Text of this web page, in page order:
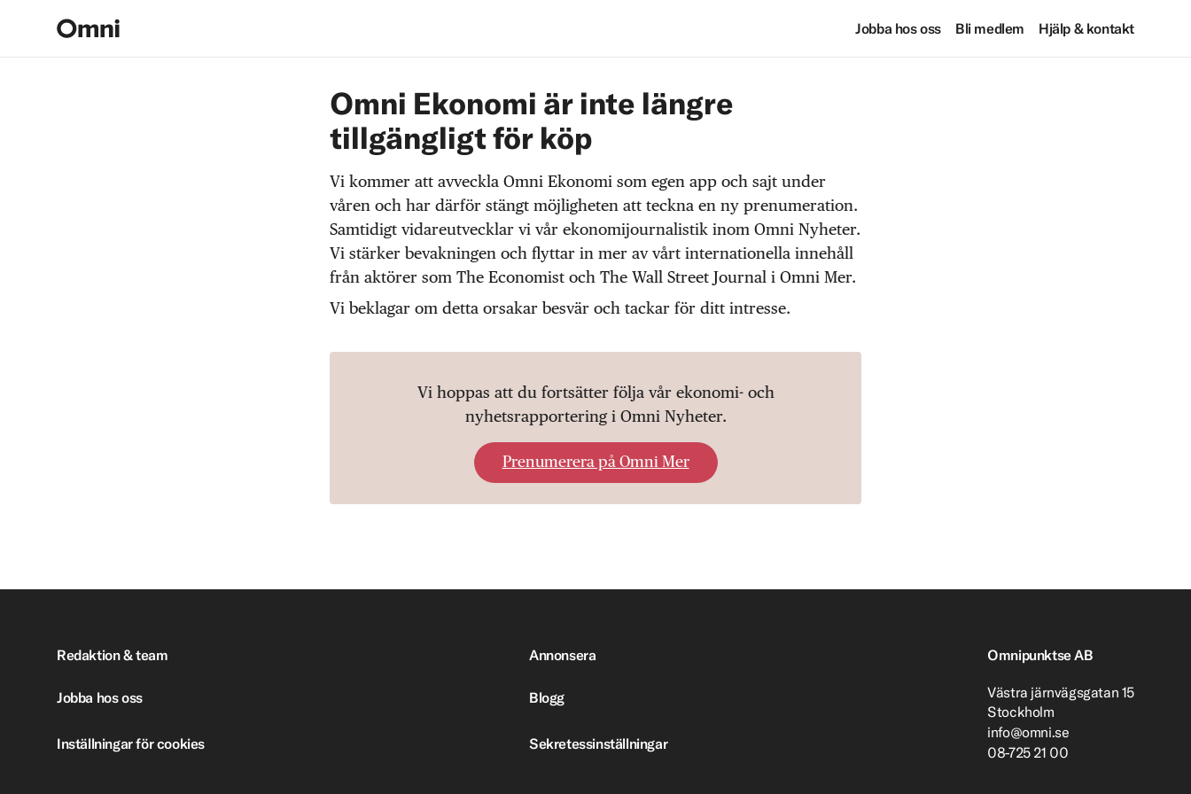
Jobba hos oss Bli medlem Hjälp & kontakt
Omni Ekonomi är inte längre
tillgängligt för köp
Vi kommer att avveckla Omni Ekonomi som egen app och sajt under
våren och har därför stängt möjligheten att teckna en ny prenumeration.
Samtidigt vidareutvecklar vi vår ekonomijournalistik inom Omni Nyheter.
Vi stärker bevakningen och flyttar in mer av vårt internationella innehåll
från aktörer som The Economist och The Wall Street Journal i Omni Mer.
Vi beklagar om detta orsakar besvär och tackar för ditt intresse.
Vi hoppas att du fortsätter följa vår ekonomi- och
nyhetsrapportering i Omni Nyheter.
Prenumerera på Omni Mer
Redaktion & team Annonsera
Jobba hos oss Blogg
Inställningar för cookies Sekretessinställningar
Omnipunktse AB
Västra järnvägsgatan 15
Stockholm
info@omni.se
08-725 21 00